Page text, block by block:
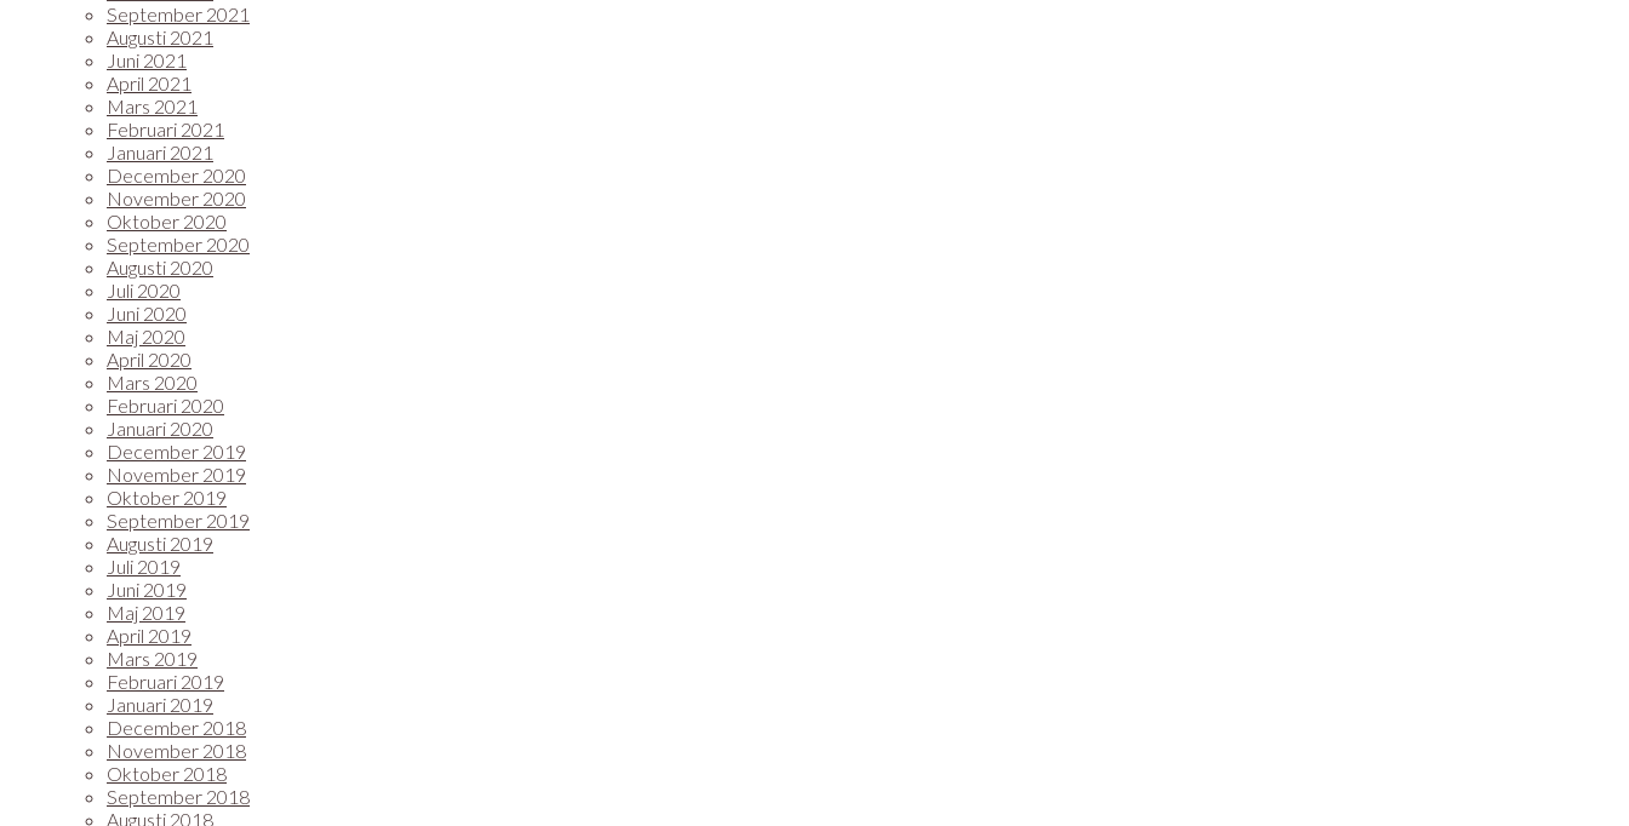
September 2021
Augusti 2021
Juni 2021
April 2021
Mars 2021
Februari 2021
Januari 2021
December 2020
November 2020
Oktober 2020
September 2020
Augusti 2020
Juli 2020
Juni 2020
Maj 2020
April 2020
Mars 2020
Februari 2020
Januari 2020
December 2019
November 2019
Oktober 2019
September 2019
Augusti 2019
Juli 2019
Juni 2019
Maj 2019
April 2019
Mars 2019
Februari 2019
Januari 2019
December 2018
November 2018
Oktober 2018
September 2018
Augusti 2018